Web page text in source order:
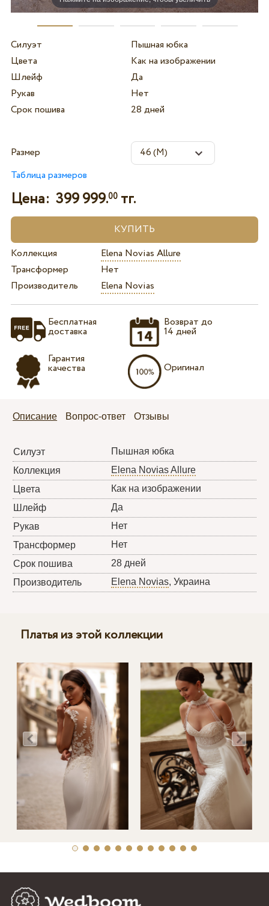
Силуэт
Пышная юбка
Цвета
Как на изображении
Шлейф
Да
Рукав
Нет
Срок пошива
28 дней
Размер
Таблица размеров
Цена: 399 999.00тг.
Коллекция
Elena Novias Allure
Трансформер
Нет
Производитель
Elena Novias
Бесплатная
доставка
Гарантия
качества
Возврат до
14 дней
Оригинал
Описание Вопрос-ответ Отзывы
Силуэт
Пышная юбка
Коллекция
Elena Novias Allure
Цвета
Как на изображении
Шлейф
Да
Рукав
Нет
Трансформер
Нет
Срок пошива
28 дней
Производитель
Elena Novias, Украина
Платья из этой коллекции